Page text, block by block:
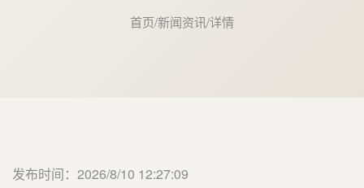
首页/新闻资讯/详情
发布时间：2026/8/10 12:27:09